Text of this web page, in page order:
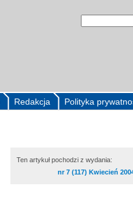
Polityka
Redakcja
Ten artykuł pochodzi z wydania:
nr 7 (117) Kwiecień